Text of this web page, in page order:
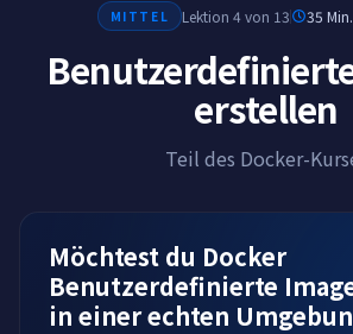
MITTEL Lektion 4 von 13 35 Min.
erstellen
Teil des Docker-
Möchtest du Docker
Benutzerdefinierte
in einer echten